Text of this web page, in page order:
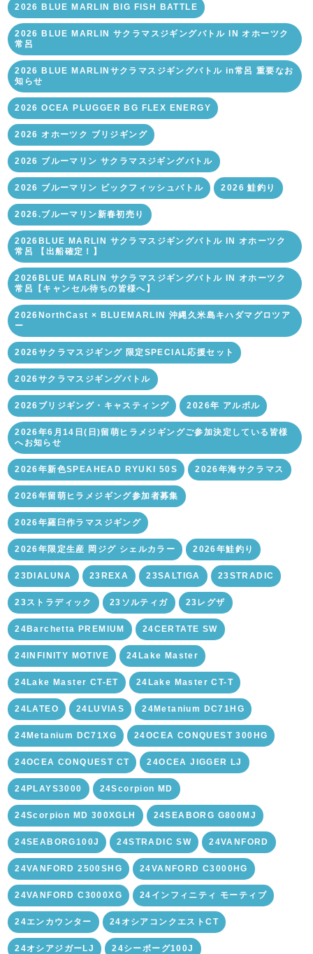
2026 BLUE MARLIN BIG FISH BATTLE
2026 BLUE MARLIN サクラマスジギングバトル IN オホーツク
常呂
2026 BLUE MARLINサクラマスジギングバトル in常呂 重要なお
知らせ
2026 OCEA PLUGGER BG FLEX ENERGY
2026 オホーツク ブリジギング
2026 ブルーマリン サクラマスジギングバトル
2026 ブルーマリン ビックフィッシュバトル 2026 鮭釣り
2026.ブルーマリン新春初売り
2026BLUE MARLIN サクラマスジギングバトル IN オホーツク
常呂 【出船確定！】
2026BLUE MARLIN サクラマスジギングバトル IN オホーツク
常呂【キャンセル待ちの皆様へ】
2026NorthCast × BLUEMARLIN 沖縄久米島キハダマグロツア
ー
2026サクラマスジギング 限定SPECIAL応援セット
2026サクラマスジギングバトル
2026ブリジギング・キャスティング 2026年 アルボル
2026年6月14日(日)留萌ヒラメジギングご参加決定している皆様
へお知らせ
2026年新色SPEAHEAD RYUKI 50S 2026年海サクラマス
2026年留萌ヒラメジギング参加者募集
2026年羅臼作ラマスジギング
2026年限定生産 岡ジグ シェルカラー 2026年鮭釣り
23DIALUNA 23REXA 23SALTIGA 23STRADIC
23ストラディック 23ソルティガ 23レグザ
24Barchetta PREMIUM 24CERTATE SW
24INFINITY MOTIVE 24Lake Master
24Lake Master CT-ET 24Lake Master CT-T
24LATEO 24LUVIAS 24Metanium DC71HG
24Metanium DC71XG 24OCEA CONQUEST 300HG
24OCEA CONQUEST CT 24OCEA JIGGER LJ
24PLAYS3000 24Scorpion MD
24Scorpion MD 300XGLH 24SEABORG G800MJ
24SEABORG100J 24STRADIC SW 24VANFORD
24VANFORD 2500SHG 24VANFORD C3000HG
24VANFORD C3000XG 24インフィニティ モーティブ
24エンカウンター 24オシアコンクエストCT
24オシアジガーLJ 24シーボーグ100J